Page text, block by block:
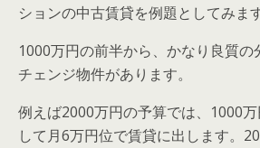
ションの中古賃貸を例題としてみます
1000万円の前半から、かなり良質の
チェンジ物件があります。
例えば2000万円の予算では、1000
して月6万円位で賃貸に出します。